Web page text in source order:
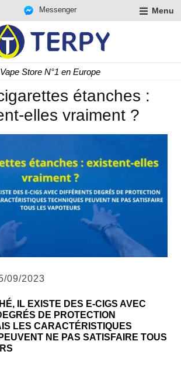
Messenger Menu
Livraison rapide 24/48 h
étanches :
elles vraiment ?
09/2023
IL EXISTE DES E-CIGS AVEC
DE PROTECTION
LES CARACTÉRISTIQUES
NE PAS SATISFAIRE TOUS